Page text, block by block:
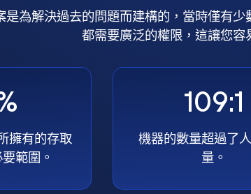
是為解決過去的問題而建構的，當時僅有
都需要廣泛的權限，這讓您容
擁有的存取
範圍。
109:1
機器的數量超過了
量。